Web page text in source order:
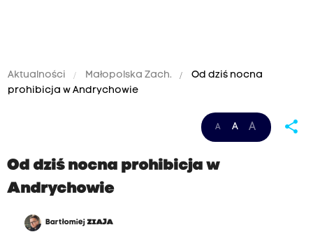
Aktualności Małopolska Zach.
Od dziś nocna
prohibicja w Andrychowie
A A A share
Od dziś nocna prohibicja w
Andrychowie
BartłomiejZIAJA